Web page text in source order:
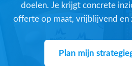
doelen. Je krijgt concrete
offerte op maat, vrijblijvend en
Plan mijn